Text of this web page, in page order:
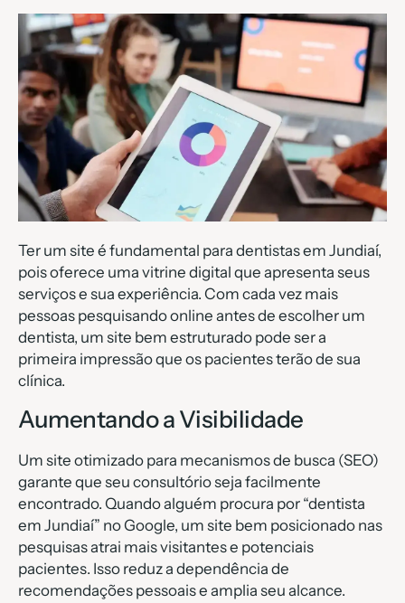
Ter um site é fundamental para dentistas em Jundiaí,
pois oferece uma vitrine digital que apresenta seus
serviços e sua experiência. Com cada vez mais
pessoas pesquisando online antes de escolher um
dentista, um site bem estruturado pode ser a
primeira impressão que os pacientes terão de sua
clínica.
Aumentando a Visibilidade
Um site otimizado para mecanismos de busca (SEO)
garante que seu consultório seja facilmente
encontrado. Quando alguém procura por “dentista
em Jundiaí” no Google, um site bem posicionado nas
pesquisas atrai mais visitantes e potenciais
pacientes. Isso reduz a dependência de
recomendações pessoais e amplia seu alcance.